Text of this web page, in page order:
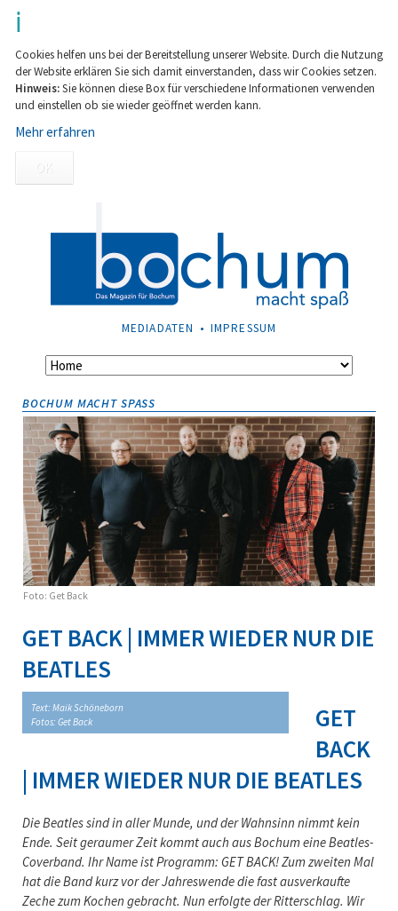
Cookies helfen uns bei der Bereitstellung unserer Website. Durch die Nutzung
der Website erklären Sie sich damit einverstanden, dass wir Cookies setzen.
Hinweis:Sie können diese Box für verschiedene Informationen verwenden
und einstellen ob sie wieder geöffnet werden kann.
Mehr erfahren
OK
NAVIGATION
MEDIADATEN IMPRESSUM
Navigation
BOCHUM MACHT SPASS
Foto: Get Back
GET BACK | IMMER WIEDER NUR DIE
BEATLES
Text: Maik Schöneborn
Fotos: Get Back
GET
BACK
| IMMER WIEDER NUR DIE BEATLES
Die Beatles sind in aller Munde, und der Wahnsinn nimmt kein
Ende. Seit geraumer Zeit kommt auch aus Bochum eine Beatles-
Coverband. Ihr Name ist Programm: GET BACK! Zum zweiten Mal
hat die Band kurz vor der Jahreswende die fast ausverkaufte
Zeche zum Kochen gebracht. Nun erfolgte der Ritterschlag. Wir